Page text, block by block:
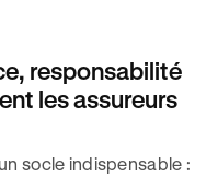
responsabilité
les assureurs
socle indispensable :